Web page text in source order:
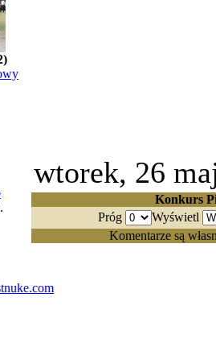
wtorek, 26
Konkurs
Próg
Wyświetl
Komentarze są